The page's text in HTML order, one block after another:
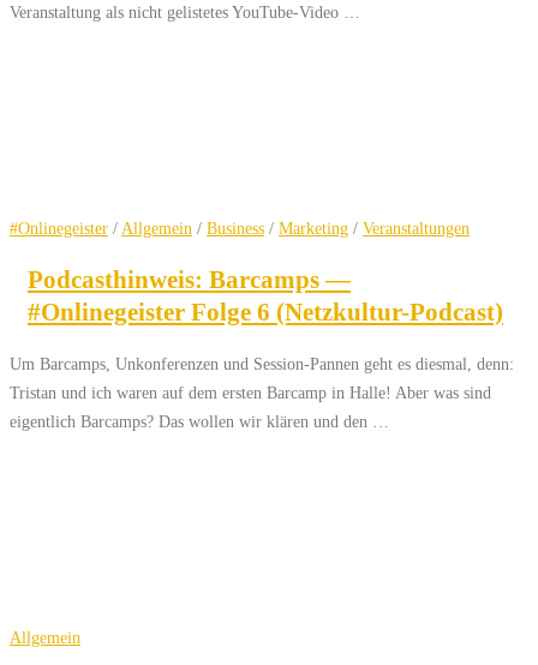
Veranstaltung als nicht gelistetes YouTube-Video …
#Onlinegeister / Allgemein / Business / Marketing / Veranstaltungen
Podcasthinweis: Barcamps —
#Onlinegeister Folge 6 (Netzkultur-Podcast)
Um Barcamps, Unkonferenzen und Session-Pannen geht es diesmal, denn:
Tristan und ich waren auf dem ersten Barcamp in Halle! Aber was sind
eigentlich Barcamps? Das wollen wir klären und den …
Allgemein